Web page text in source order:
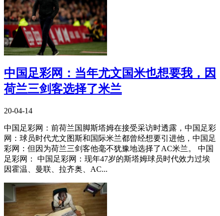
中国足彩网：当年尤文国米也想要我，因
荷兰三剑客选择了米兰
20-04-14
中国足彩网：前荷兰国脚斯塔姆在接受采访时透露，中国足彩
网：球员时代尤文图斯和国际米兰都曾经想要引进他，中国足
彩网：但因为荷兰三剑客他毫不犹豫地选择了AC米兰。 中国
足彩网： 中国足彩网：现年47岁的斯塔姆球员时代效力过埃
因霍温、曼联、拉齐奥、AC...